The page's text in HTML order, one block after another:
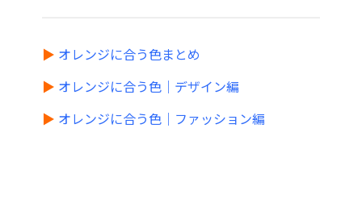
▶ オレンジに合う色まとめ
▶ オレンジに合う色｜デザイン編
▶ オレンジに合う色｜ファッション編